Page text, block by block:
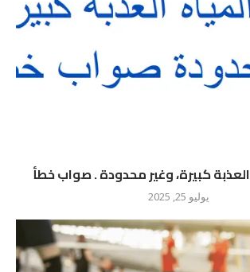
كبيرة، وغير محدودة . صواب خطأ
يوليو 25, 2025